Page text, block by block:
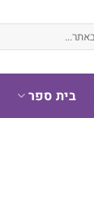
בית ספר